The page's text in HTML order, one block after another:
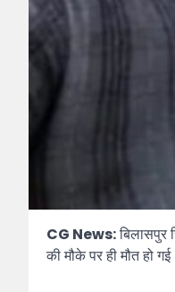
CG News:बिलासपुर
की मौके पर ही मौत हो